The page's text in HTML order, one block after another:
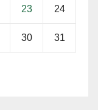
23 24
30 31